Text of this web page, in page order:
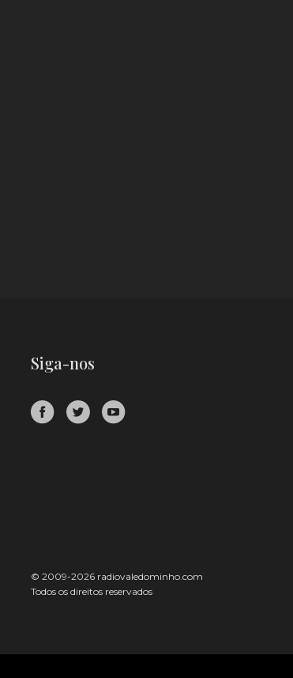
Siga-nos
© 2009-2026 radiovaledominho.com
Todos os direitos reservados